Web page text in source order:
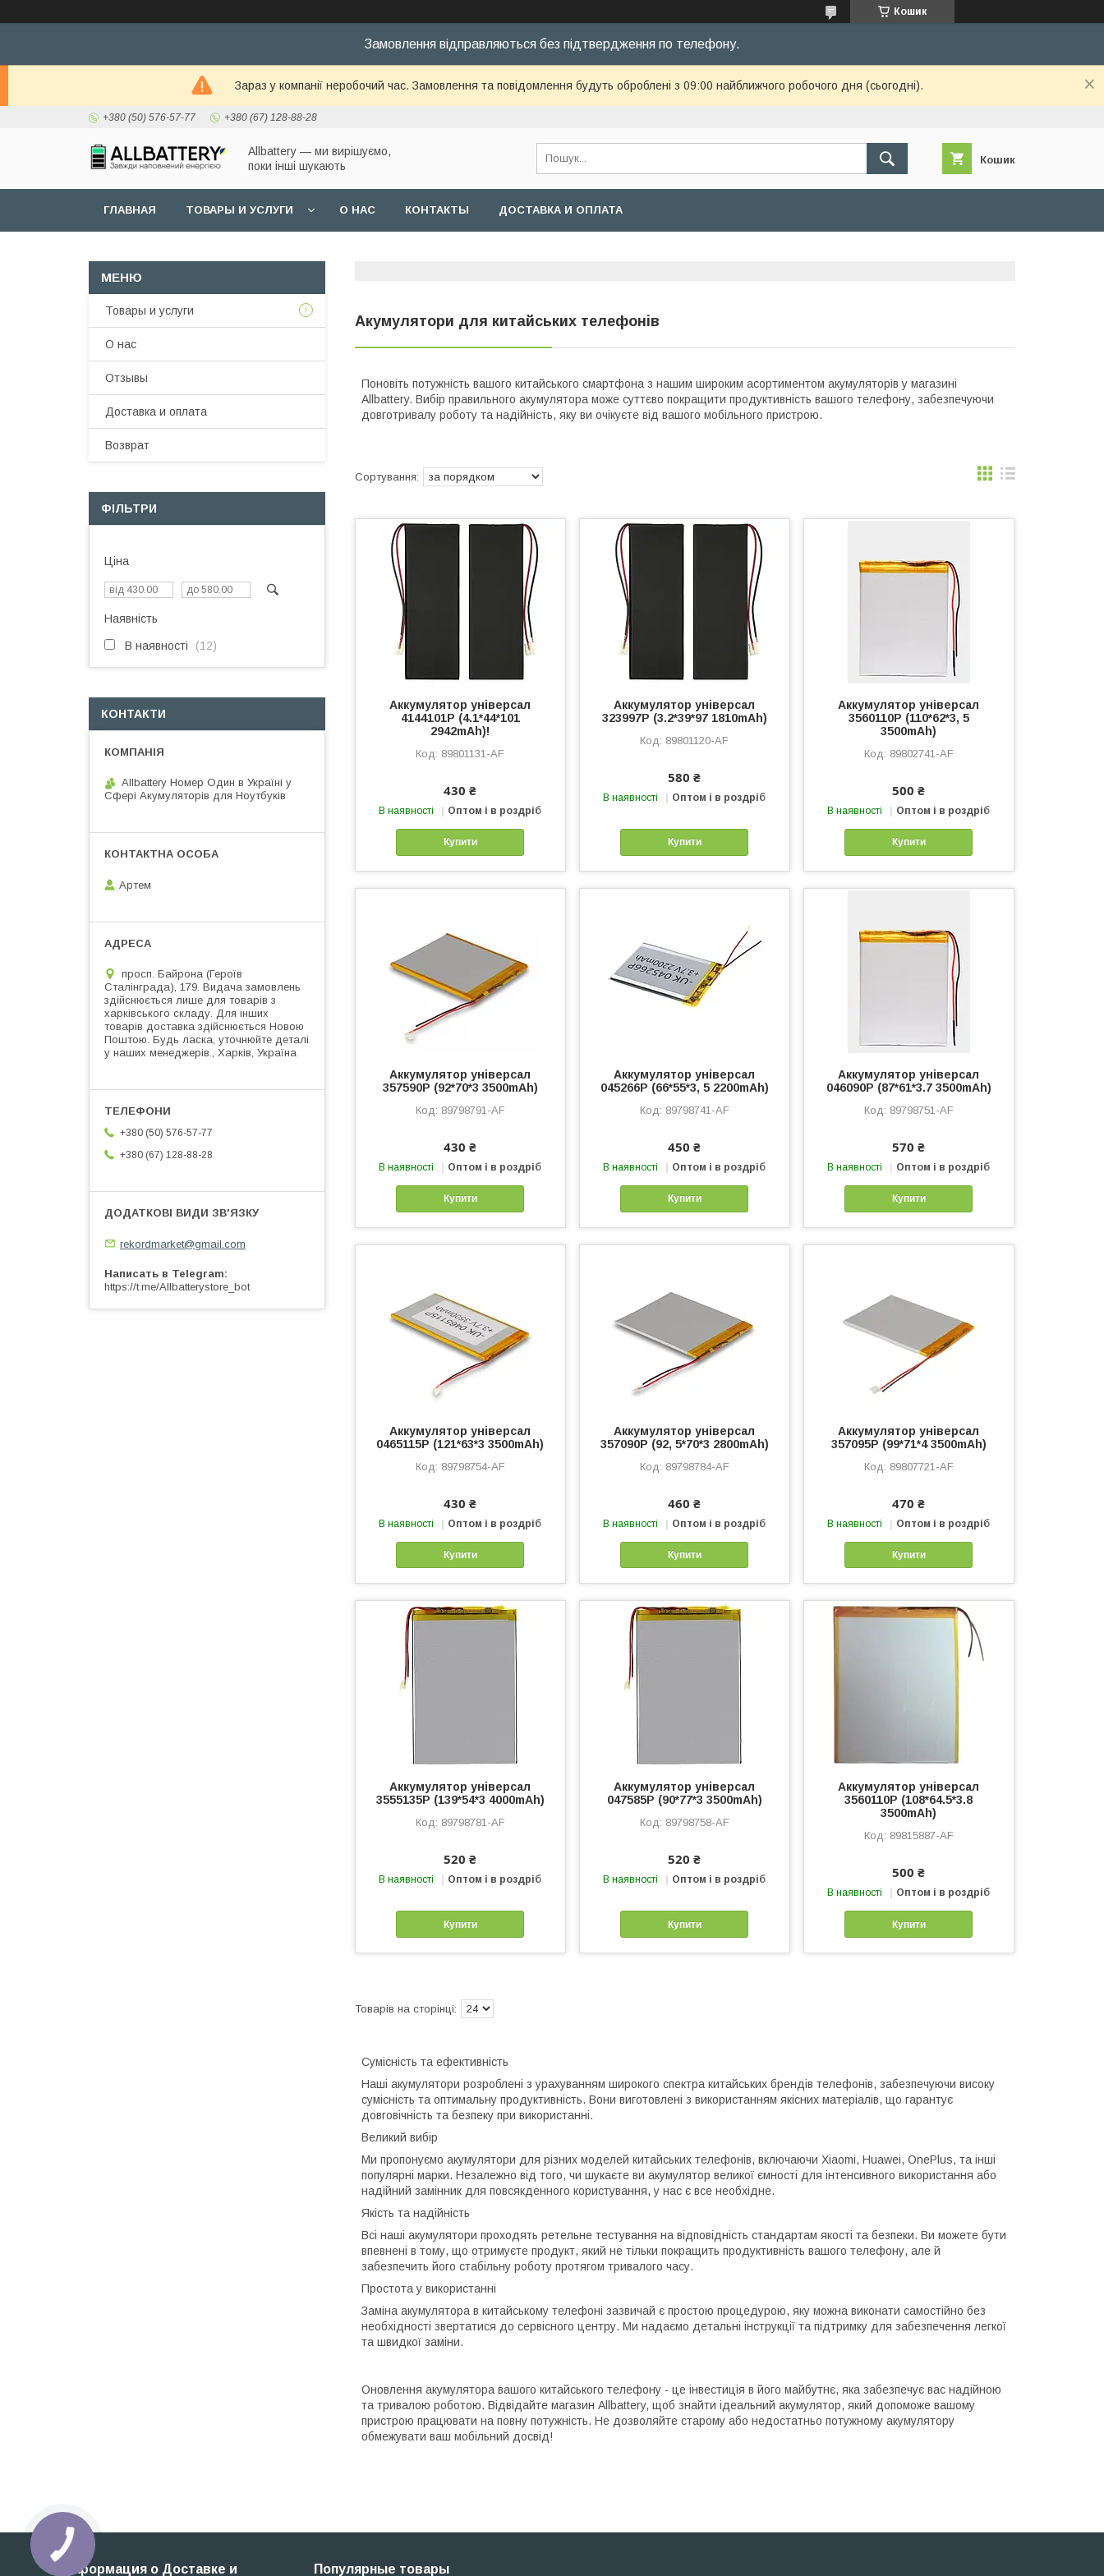
Кошик
Замовлення відправляються без підтвердження по телефону.
Зараз у компанії неробочий час. Замовлення та повідомлення будуть оброблені з 09:00 найближчого робочого дня (сьогодні).
+380 (50) 576-57-77 +380 (67) 128-88-28
Allbattery — ми вирішуємо,
поки інші шукають
Кошик
ГЛАВНАЯ ТОВАРЫ И УСЛУГИ О НАС КОНТАКТЫ ДОСТАВКА И ОПЛАТА
Акумулятори для китайських телефонів
Поновіть потужність вашого китайського смартфона з нашим широким асортиментом акумуляторів у магазині
Allbattery. Вибір правильного акумулятора може суттєво покращити продуктивність вашого телефону, забезпечуючи
довготривалу роботу та надійність, яку ви очікуєте від вашого мобільного пристрою.
Аккумулятор універсал
4144101P (4.1*44*101
2942mAh)!
89801131-AF
430 ₴
В наявності Оптом і в роздріб
Купити
Аккумулятор універсал
323997P (3.2*39*97 1810mAh)
89801120-AF
580 ₴
В наявності Оптом і в роздріб
Купити
Аккумулятор універсал
3560110P (110*62*3, 5
3500mAh)
89802741-AF
500 ₴
В наявності Оптом і в роздріб
Купити
Аккумулятор універсал
357590P (92*70*3 3500mAh)
89798791-AF
430 ₴
В наявності Оптом і в роздріб
Купити
Аккумулятор універсал
045266P (66*55*3, 5 2200mAh)
89798741-AF
450 ₴
В наявності Оптом і в роздріб
Купити
Аккумулятор універсал
046090P (87*61*3.7 3500mAh)
89798751-AF
570 ₴
В наявності Оптом і в роздріб
Купити
Аккумулятор універсал
0465115P (121*63*3 3500mAh)
89798754-AF
430 ₴
В наявності Оптом і в роздріб
Купити
Аккумулятор універсал
357090P (92, 5*70*3 2800mAh)
89798784-AF
460 ₴
В наявності Оптом і в роздріб
Купити
Аккумулятор універсал
357095P (99*71*4 3500mAh)
89807721-AF
470 ₴
В наявності Оптом і в роздріб
Купити
Аккумулятор універсал
3555135P (139*54*3 4000mAh)
89798781-AF
520 ₴
В наявності Оптом і в роздріб
Купити
Аккумулятор універсал
047585P (90*77*3 3500mAh)
89798758-AF
520 ₴
В наявності Оптом і в роздріб
Купити
Аккумулятор універсал
3560110P (108*64.5*3.8
3500mAh)
89815887-AF
500 ₴
В наявності Оптом і в роздріб
Купити
Сумісність та ефективність
Наші акумулятори розроблені з урахуванням широкого спектра китайських брендів телефонів, забезпечуючи високу
сумісність та оптимальну продуктивність. Вони виготовлені з використанням якісних матеріалів, що гарантує
довговічність та безпеку при використанні.
Великий вибір
Ми пропонуємо акумулятори для різних моделей китайських телефонів, включаючи Xiaomi, Huawei, OnePlus, та інші
популярні марки. Незалежно від того, чи шукаєте ви акумулятор великої ємності для інтенсивного використання або
надійний замінник для повсякденного користування, у нас є все необхідне.
Якість та надійність
Всі наші акумулятори проходять ретельне тестування на відповідність стандартам якості та безпеки. Ви можете бути
впевнені в тому, що отримуєте продукт, який не тільки покращить продуктивність вашого телефону, але й
забезпечить його стабільну роботу протягом тривалого часу.
Простота у використанні
Заміна акумулятора в китайському телефоні зазвичай є простою процедурою, яку можна виконати самостійно без
необхідності звертатися до сервісного центру. Ми надаємо детальні інструкції та підтримку для забезпечення легкої
та швидкої заміни.
Оновлення акумулятора вашого китайського телефону - це інвестиція в його майбутнє, яка забезпечує вас надійною
та тривалою роботою. Відвідайте магазин Allbattery, щоб знайти ідеальний акумулятор, який допоможе вашому
пристрою працювати на повну потужність. Не дозволяйте старому або недостатньо потужному акумулятору
обмежувати ваш мобільний досвід!
Товары и услуги
О нас
Отзывы
Доставка и оплата
Возврат
ФІЛЬТРИ
Ціна
Наявність
В наявності 12
КОНТАКТИ
Allbattery Номер Один в Україні у
Сфері Акумуляторів для Ноутбуків
Артем
просп. Байрона (Героїв
Сталінграда), 179. Видача замовлень
здійснюється лише для товарів з
харківського складу. Для інших
товарів доставка здійснюється Новою
Поштою. Будь ласка, уточнюйте деталі
у наших менеджерів., Харків, Україна
+380 (50) 576-57-77
+380 (67) 128-88-28
rekordmarket@gmail.com
Написать в Telegram
https://t.me/Allbatterystore_bot
Информация о Доставке и Популярные товары